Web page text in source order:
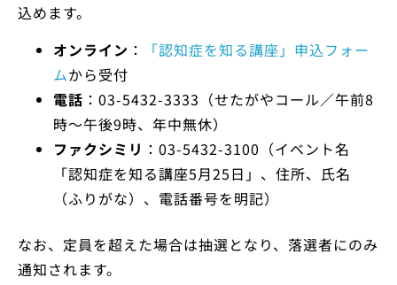
込めます。
オンライン ：
「認知症を知る講座」申込フォー
ムから受付
電話 ：03-5432-3333（せたがやコール／午前8
時～午後9時、年中無休）
ファクシミリ ：03-5432-3100（イベント名
「認知症を知る講座5月25日」、住所、氏名
（ふりがな）、電話番号を明記）
なお、定員を超えた場合は抽選となり、落選者にのみ
通知されます。